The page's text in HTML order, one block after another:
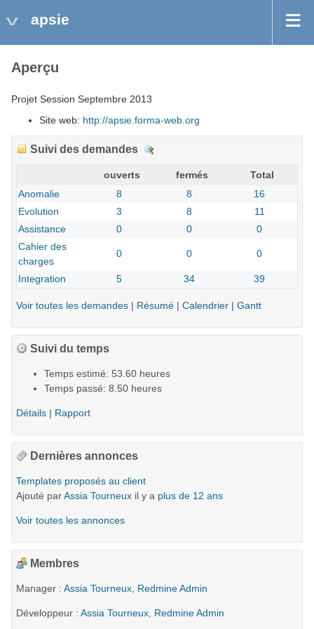
apsie
Aperçu
Projet Session Septembre 2013
Site web: http://apsie.forma-web.org
Suivi des demandes
ouverts fermés
Total
Anomalie
8 8
16
Evolution
3 8
11
Assistance
0 0
0
Cahier des
charges
0 0 0
Integration 5 34 39
Voir toutes les demandes | Résumé | Calendrier | Gantt
Suivi du temps
Temps estimé: 53.60 heures
Temps passé: 8.50 heures
Détails | Rapport
Dernières annonces
Templates proposés au client
Ajouté parAssia Tourneux il y a plus de 12 ans
Voir toutes les annonces
Membres
Manager : Assia Tourneux, Redmine Admin
Développeur : Assia Tourneux, Redmine Admin